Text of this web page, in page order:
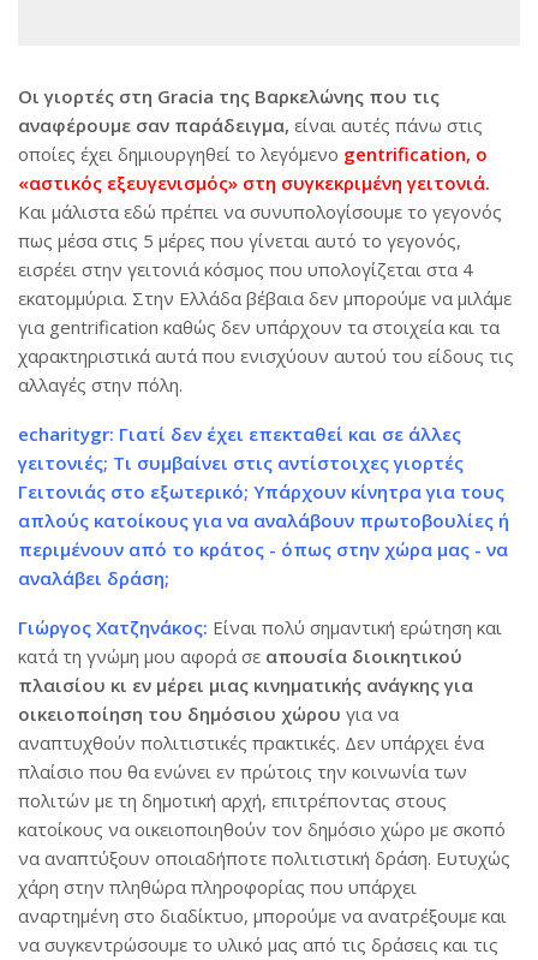
Οι γιορτές στη Gracia της Βαρκελώνης που τις
αναφέρουμε σαν παράδειγμα, είναι αυτές πάνω στις
οποίες έχει δημιουργηθεί το λεγόμενο gentrification, o
«αστικός εξευγενισμός» στη συγκεκριμένη γειτονιά.
Και μάλιστα εδώ πρέπει να συνυπολογίσουμε το γεγονός
πως μέσα στις 5 μέρες που γίνεται αυτό το γεγονός,
εισρέει στην γειτονιά κόσμος που υπολογίζεται στα 4
εκατομμύρια. Στην Ελλάδα βέβαια δεν μπορούμε να μιλάμε
για gentrification καθώς δεν υπάρχουν τα στοιχεία και τα
χαρακτηριστικά αυτά που ενισχύουν αυτού του είδους τις
αλλαγές στην πόλη.
echaritygr: Γιατί δεν έχει επεκταθεί και σε άλλες
γειτονιές; Τι συμβαίνει στις αντίστοιχες γιορτές
Γειτονιάς στο εξωτερικό; Υπάρχουν κίνητρα για τους
απλούς κατοίκους για να αναλάβουν πρωτοβουλίες ή
περιμένουν από το κράτος - όπως στην χώρα μας - να
αναλάβει δράση;
Γιώργος Χατζηνάκος: Είναι πολύ σημαντική ερώτηση και
κατά τη γνώμη μου αφορά σε απουσία διοικητικού
πλαισίου κι εν μέρει μιας κινηματικής ανάγκης για
οικειοποίηση του δημόσιου χώρου για να
αναπτυχθούν πολιτιστικές πρακτικές. Δεν υπάρχει ένα
πλαίσιο που θα ενώνει εν πρώτοις την κοινωνία των
πολιτών με τη δημοτική αρχή, επιτρέποντας στους
κατοίκους να οικειοποιηθούν τον δημόσιο χώρο με σκοπό
να αναπτύξουν οποιαδήποτε πολιτιστική δράση. Ευτυχώς
χάρη στην πληθώρα πληροφορίας που υπάρχει
αναρτημένη στο διαδίκτυο, μπορούμε να ανατρέξουμε και
να συγκεντρώσουμε το υλικό μας από τις δράσεις και τις